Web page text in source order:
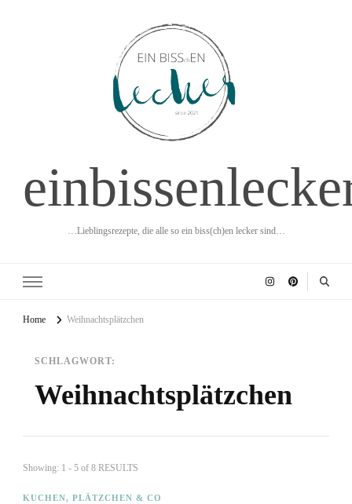
…Lieblingsrezepte, die alle so ein biss(ch)en lecker sind…
Home Weihnachtsplätzchen
SCHLAGWORT:
Weihnachtsplätzchen
Showing: 1 - 5 of 8 RESULTS
KUCHEN, PLÄTZCHEN & CO